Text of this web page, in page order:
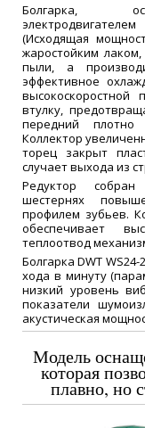
Болгарка,
(Исходящая
жаростойким
пыли, а
эффективное
втулку,
передний плотно
Коллектор
торец закрыт
случает выхода из
Редуктор собран
шестернях
профилем зубьев.
обеспечивает
теплоотвод
Болгарка DWT
хода в минуту
низкий уровень
показатели
акустическая
Модель
которая
плавно, но